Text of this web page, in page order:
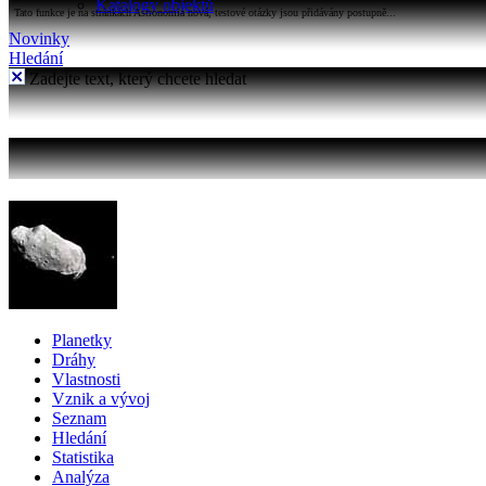
Katalogy objektů
Tato funkce je na stránkách Astronomia nová, testové otázky jsou přidávány postupně...
Novinky
Hledání
Zadejte text, který chcete hledat
Planetky
Dráhy
Vlastnosti
Vznik a vývoj
Seznam
Hledání
Statistika
Analýza